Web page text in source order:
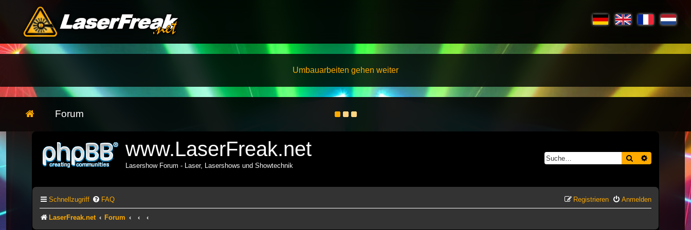
Umbauarbeiten gehen weiter
Forum
www.LaserFreak.net
Lasershow Forum - Laser, Lasershows und Showtechnik
Suche Erweiterte
Schnellzugriff FAQ Anmelden
Registrieren
LaserFreak.net Forum